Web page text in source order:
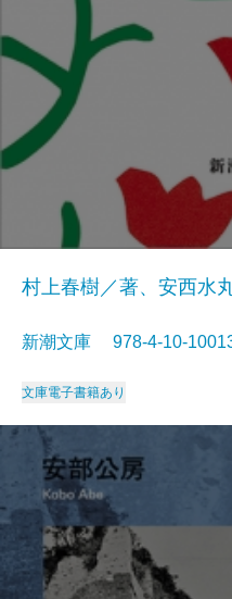
村上春樹／著、安西水
新潮文庫 978-4-10-
文庫電子書籍あり